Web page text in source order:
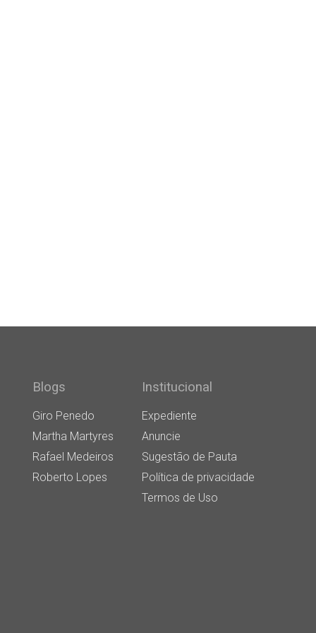
Blogs
Giro Penedo
Martha Martyres
Rafael Medeiros
Roberto Lopes
Institucional
Expediente
Anuncie
Sugestão de Pauta
Política de privacidade
Termos de Uso